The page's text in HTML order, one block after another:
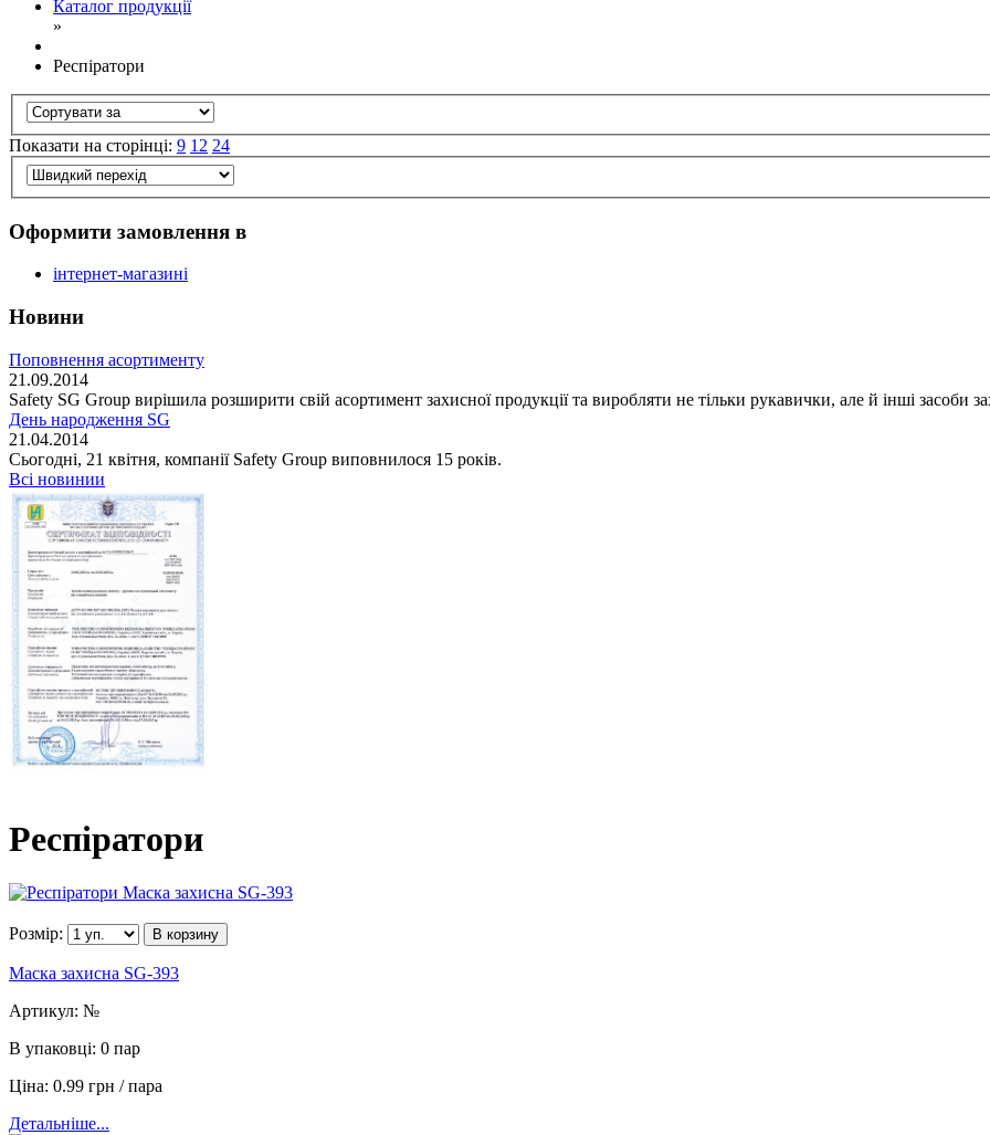
Каталог продукції
»
Респіратори
Показати на сторінці: 9 12 24
Оформити замовлення в
інтернет-магазині
Новини
Поповнення асортименту
21.09.2014
Safety SG Group вирішила розширити свій асортимент захисної продукції та виробляти не тільки рукавички, але й інші засоби
День народження SG
21.04.2014
Сьогодні, 21 квітня, компанії Safety Group виповнилося 15 років.
Всі новинии
Респіратори
Розмір: В корзину
Маска захисна SG-393
Артикул: №
В упаковці: 0 пар
Ціна: 0.99 грн / пара
Детальніше...